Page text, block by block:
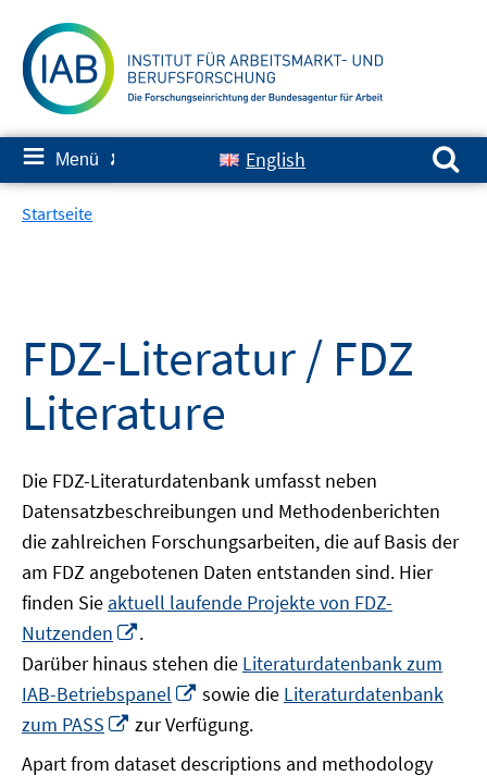
zum
Inhalt
≡ Menü ✘ English
Suchen nach:
Startseite
FDZ-Literatur / FDZ
Literature
Die FDZ-Literaturdatenbank umfasst neben
Datensatzbeschreibungen und Methodenberichten
die zahlreichen Forschungsarbeiten, die auf Basis der
am FDZ angebotenen Daten entstanden sind. Hier
finden Sie aktuell laufende Projekte von FDZ-
Nutzenden
neuem
Fenster
öffnen
.
Darüber hinaus stehen die Literaturdatenbank zum
IAB-Betriebspanel
In
neuem
Fenster
öffnen
sowie die Literaturdatenbank
zum PASS
In
zur Verfügung.
Apart from dataset descriptions and methodology